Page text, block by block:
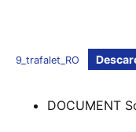
9_trafalet_RO
DOCUMENT